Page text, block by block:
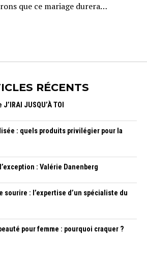
que ce mariage durera…
RÉCENTS
JUSQU’À TOI
: quels produits privilégier pour la
: Valérie Danenberg
sourire : l’expertise d’un spécialiste du
pour femme : pourquoi craquer ?